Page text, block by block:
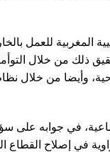
المغربية للعمل
ذلك من خلال
وأيضا من خلال
في جوابه
في إصلاح